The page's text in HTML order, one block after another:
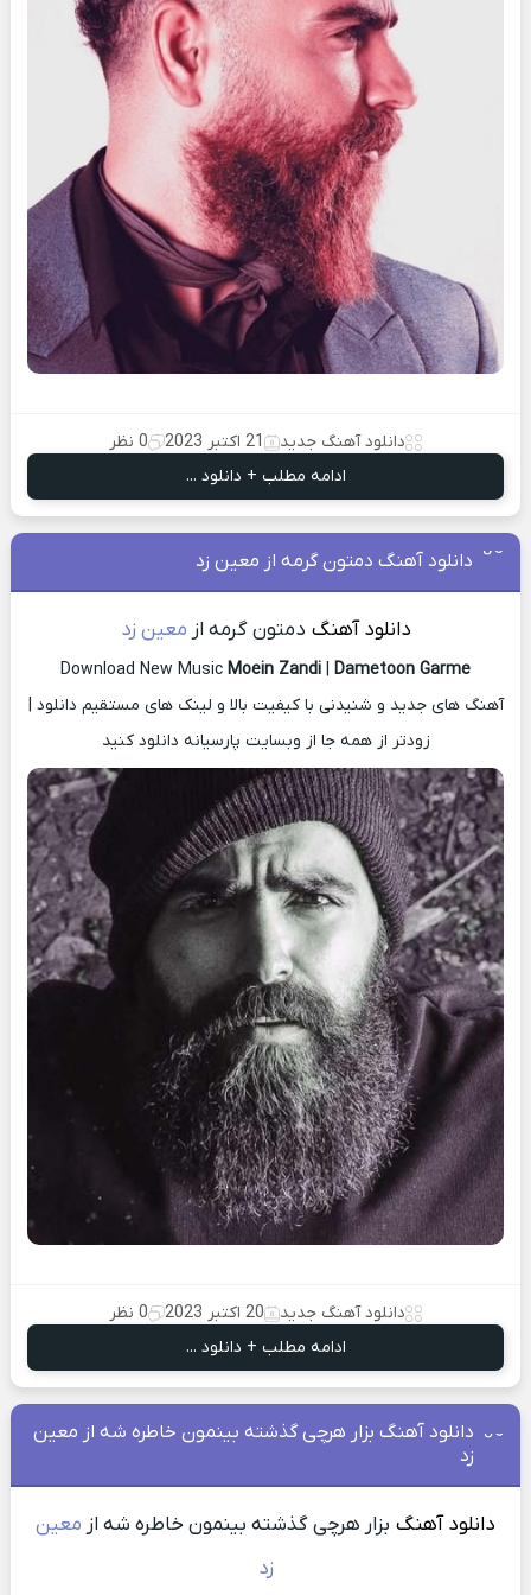
دانلود آهنگ جدید 21 اکتبر 2023
0 نظر
ادامه مطلب + دانلود ...
دانلود آهنگ دمتون گرمه از معین زد
دانلود آهنگ دمتون گرمه از معین زد
Download New Music Moein Zandi | Dametoon Garme
آهنگ های جدید و شنیدنی با کیفیت بالا و لینک های مستقیم دانلود |
زودتر از همه جا از وبسایت پارسیانه دانلود کنید
دانلود آهنگ جدید 20 اکتبر 2023
0 نظر
ادامه مطلب + دانلود ...
دانلود آهنگ بزار هرچی گذشته بینمون خاطره شه از معین
زد
دانلود آهنگ بزار هرچی گذشته بینمون خاطره شه از معین
زد